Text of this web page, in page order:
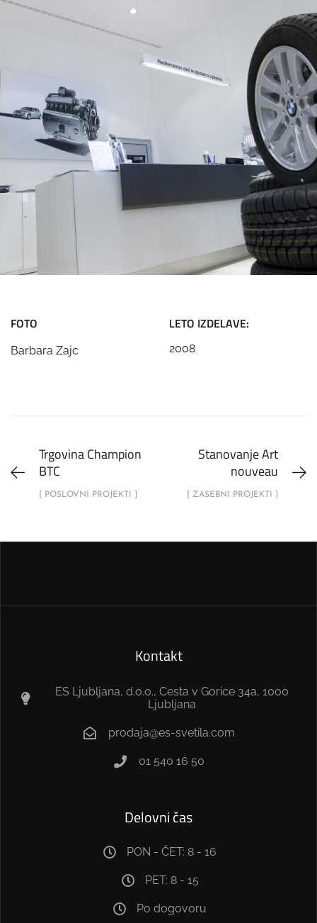
FOTO
Barbara Zajc
LETO IZDELAVE:
2008
Trgovina Champion
BTC
[ POSLOVNI PROJEKTI ]
Stanovanje Art
nouveau
[ ZASEBNI PROJEKTI ]
Kontakt
ES Ljubljana, d.o.o., Cesta v Gorice 34a, 1000
Ljubljana
prodaja@es-svetila.com
01 540 16 50
Delovni čas
PON - ČET: 8 - 16
PET: 8 - 15
Po dogovoru